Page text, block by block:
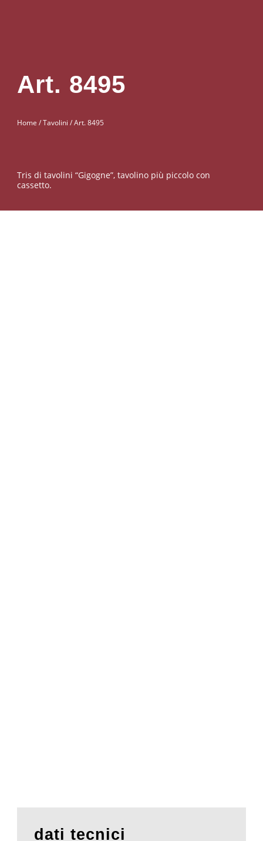
Art. 8495
Home /Tavolini / Art. 8495
Tris di tavolini “Gigogne”, tavolino più piccolo con
cassetto.
dati tecnici